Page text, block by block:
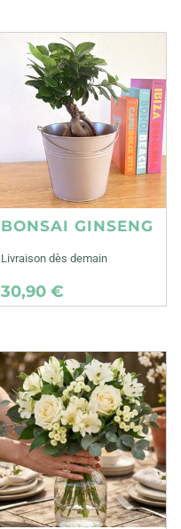
BONSAI GINSENG
Livraison dès demain
30,90 €